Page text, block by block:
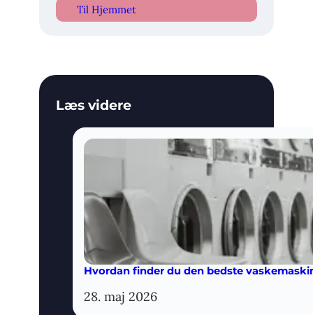
Til Hjemmet
Læs videre
Hvordan finder du den bedste
28. maj 2026